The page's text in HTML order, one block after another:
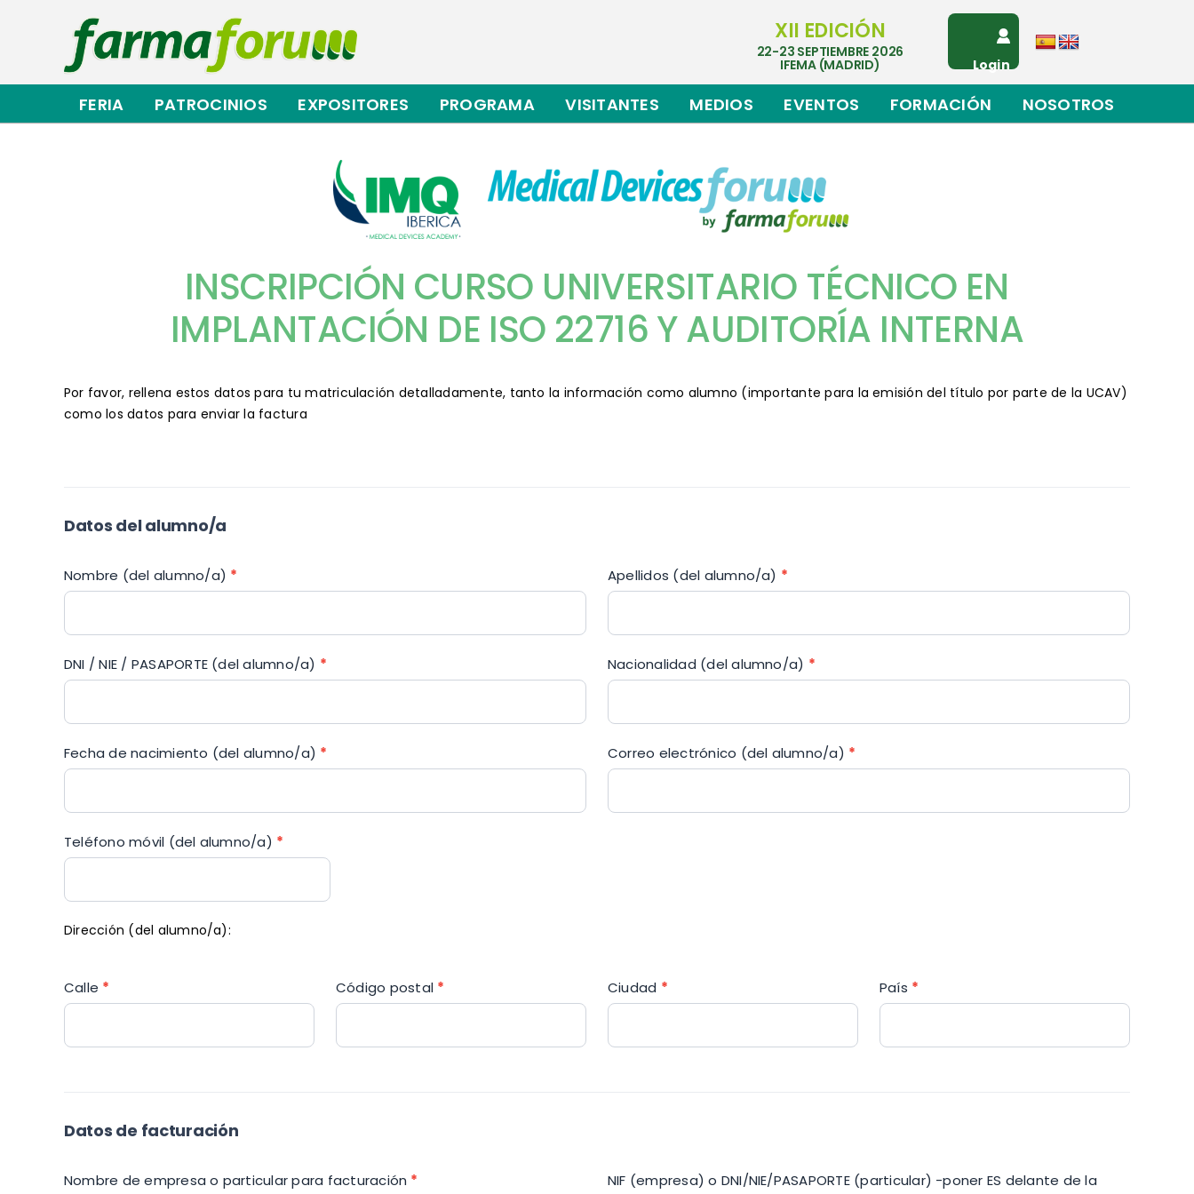
contenido
XII EDICIÓN
22-23 SEPTIEMBRE 2026
IFEMA (MADRID) Login
FERIA PATROCINIOS EXPOSITORES PROGRAMA VISITANTES MEDIOS EVENTOS FORMACIÓN NOSOTROS
INSCRIPCIÓN CURSO UNIVERSITARIO TÉCNICO EN
IMPLANTACIÓN DE ISO 22716 Y AUDITORÍA INTERNA
matricula_cursos_imq
Por favor, rellena estos datos para tu matriculación detalladamente, tanto la información como alumno (importante para la emisión del título por parte de la UCAV)
como los datos para enviar la factura
Datos del alumno/a
Nombre (del alumno/a) * Apellidos (del alumno/a) *
DNI / NIE / PASAPORTE (del alumno/a) * Nacionalidad (del alumno/a) *
Fecha de nacimiento (del alumno/a) * Correo electrónico (del alumno/a) *
Teléfono móvil (del alumno/a) *
Dirección (del alumno/a):
Calle * Código postal * Ciudad * País *
Datos de facturación
Nombre de empresa o particular para facturación *
NIF (empresa) o DNI/NIE/PASAPORTE (particular) -poner ES delante de la